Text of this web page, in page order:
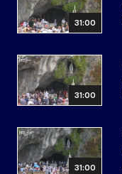
31:00
31:00
31:00